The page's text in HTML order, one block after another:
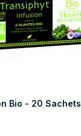
Bio - 20 Sachets